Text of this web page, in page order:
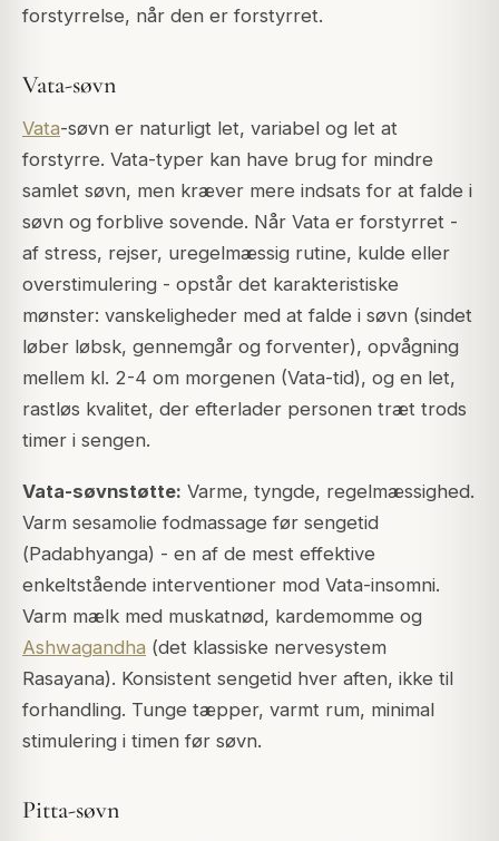
forstyrrelse, når den er forstyrret.
Vata-søvn
Vata-søvn er naturligt let, variabel og let at
forstyrre. Vata-typer kan have brug for mindre
samlet søvn, men kræver mere indsats for at falde i
søvn og forblive sovende. Når Vata er forstyrret -
af stress, rejser, uregelmæssig rutine, kulde eller
overstimulering - opstår det karakteristiske
mønster: vanskeligheder med at falde i søvn (sindet
løber løbsk, gennemgår og forventer), opvågning
mellem kl. 2-4 om morgenen (Vata-tid), og en let,
rastløs kvalitet, der efterlader personen træt trods
timer i sengen.
Vata-søvnstøtte: Varme, tyngde, regelmæssighed.
Varm sesamolie fodmassage før sengetid
(Padabhyanga) - en af de mest effektive
enkeltstående interventioner mod Vata-insomni.
Varm mælk med muskatnød, kardemomme og
Ashwagandha (det klassiske nervesystem
Rasayana). Konsistent sengetid hver aften, ikke til
forhandling. Tunge tæpper, varmt rum, minimal
stimulering i timen før søvn.
Pitta-søvn